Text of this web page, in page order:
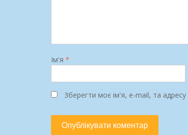
Ім'я *
Зберегти моє ім'я, e-mail, та